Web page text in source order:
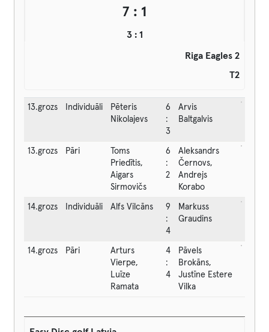
7 : 1
3 : 1
Riga Eagles 2
T2
13.grozs Individuāli
Pēteris
Nikolajevs
6
:
3
Arvis
Baltgalvis
13.grozs Pāri
Toms
Priedītis,
Aigars
Sirmovičs
6
:
2
Aleksandrs
Černovs,
Andrejs
Korabo
14.grozs Individuāli Alfs Vilcāns
9
:
4
Markuss
Graudins
14.grozs Pāri
Arturs
Vierpe,
Luīze
Ramata
4
:
4
Pāvels
Brokāns,
Justīne Estere
Vilka